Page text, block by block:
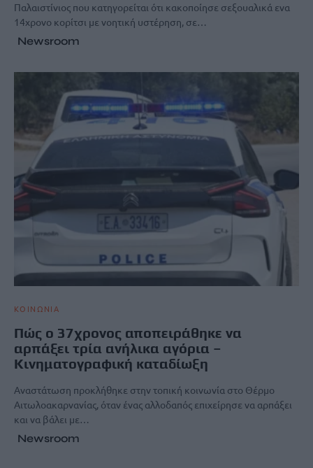
Παλαιστίνιος που κατηγορείται ότι κακοποίησε σεξουαλικά ενα
14χρονο κορίτσι με νοητική υστέρηση, σε…
Newsroom
ΚΟΙΝΩΝΙΑ
Πώς ο 37χρονος αποπειράθηκε να
αρπάξει τρία ανήλικα αγόρια –
Κινηματογραφική καταδίωξη
Αναστάτωση προκλήθηκε στην τοπική κοινωνία στο Θέρμο
Αιτωλοακαρνανίας, όταν ένας αλλοδαπός επιχείρησε να αρπάξει
και να βάλει με…
Newsroom